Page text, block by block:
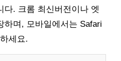
다. 크롬 최신버전이나 엣
하며, 모바일에서는 Safari
세요.